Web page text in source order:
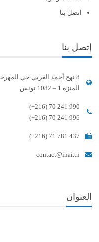
اتصل بنا
إتصل بنا
8 نهج أحمد الغربي حي المهرجان
المنزه 1 – 1082 تونس
(+216) 70 241 990
(+216) 70 241 996
(+216) 71 781 437
contact@inai.tn
العنوان